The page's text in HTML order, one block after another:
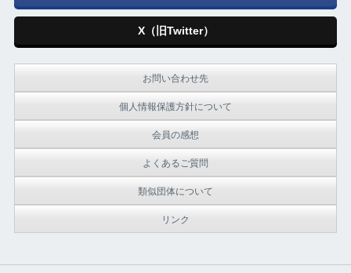
X（旧Twitter）
お問い合わせ先
個人情報保護方針について
会員の感想
よくあるご質問
類似団体について
リンク